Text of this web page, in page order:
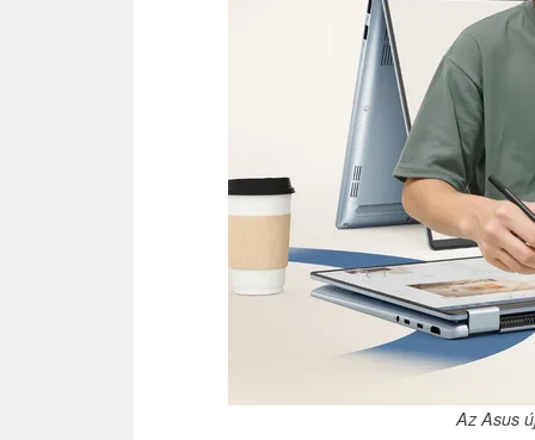
Az Asus